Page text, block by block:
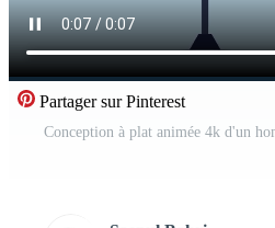
Partager sur Pinterest